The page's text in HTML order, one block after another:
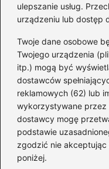
ulepszanie usług.
urządzeniu lub dostęp
Twoje dane osobowe
Twojego urządzenia
itp.) mogą być
dostawców
reklamowych (62) lub
wykorzystywane
dostawcy mogę
podstawie
zgodzić nie
poniżej.
Akcesoria(29)
Buty(221)
Dodatki(59)
Dziecko(100)
Kobieta(39)
Moda(109)
Styl(2)